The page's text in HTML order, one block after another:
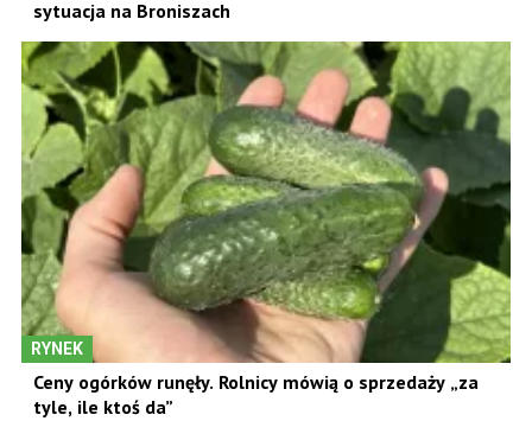
sytuacja na Broniszach
RYNEK
Ceny ogórków runęły. Rolnicy mówią o sprzedaży „za
tyle, ile ktoś da”